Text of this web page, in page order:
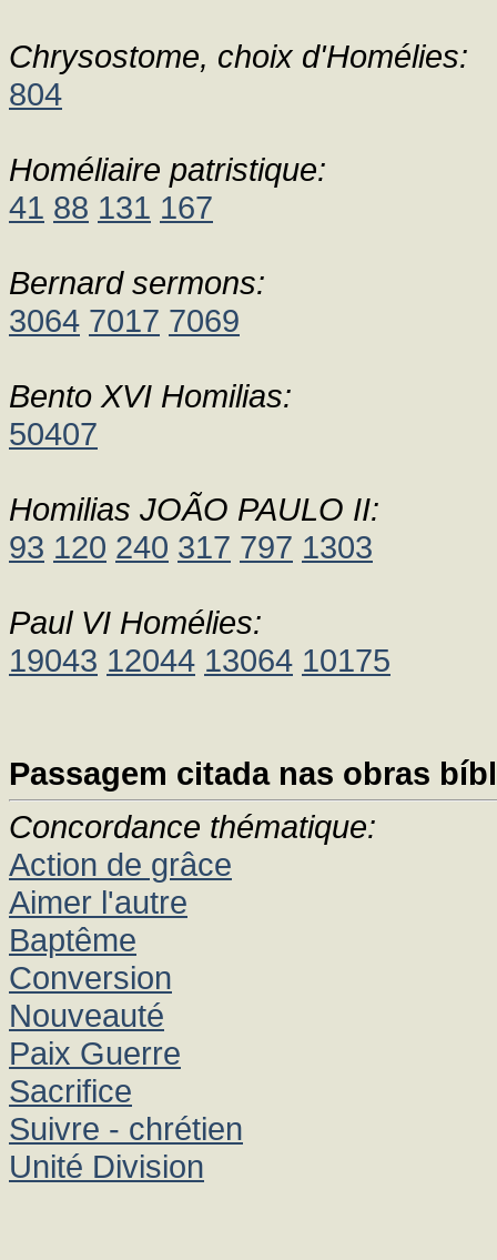
Chrysostome, choix d'Homélies:
804
Homéliaire patristique:
41 88 131 167
Bernard sermons:
3064 7017 7069
Bento XVI Homilias:
50407
Homilias JOÃO PAULO II:
93 120 240 317 797 1303
Paul VI Homélies:
19043 12044 13064 10175
Passagem citada nas obras
Concordance thématique:
Action de grâce
Aimer l'autre
Baptême
Conversion
Nouveauté
Paix Guerre
Sacrifice
Suivre - chrétien
Unité Division